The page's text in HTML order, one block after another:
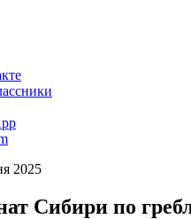
2025
Сибири по